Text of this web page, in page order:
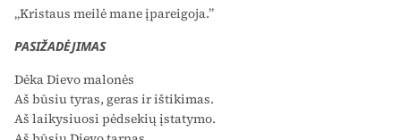
„Kristaus meilė mane įpareigoja.”
PASIŽADĖJIMAS
Dėka Dievo malonės
Aš būsiu tyras, geras ir ištikimas.
Aš laikysiuosi pėdsekių įstatymo.